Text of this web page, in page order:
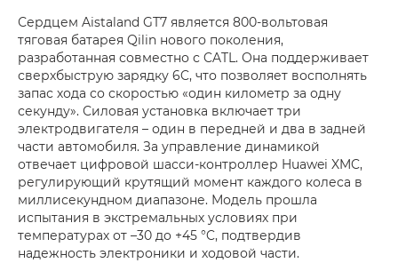
Сердцем Aistaland GT7 является 800-вольтовая
тяговая батарея Qilin нового поколения,
разработанная совместно с CATL. Она поддерживает
сверхбыструю зарядку 6C, что позволяет восполнять
запас хода со скоростью «один километр за одну
секунду». Силовая установка включает три
электродвигателя – один в передней и два в задней
части автомобиля. За управление динамикой
отвечает цифровой шасси-контроллер Huawei XMC,
регулирующий крутящий момент каждого колеса в
миллисекундном диапазоне. Модель прошла
испытания в экстремальных условиях при
температурах от –30 до +45 °C, подтвердив
надежность электроники и ходовой части.